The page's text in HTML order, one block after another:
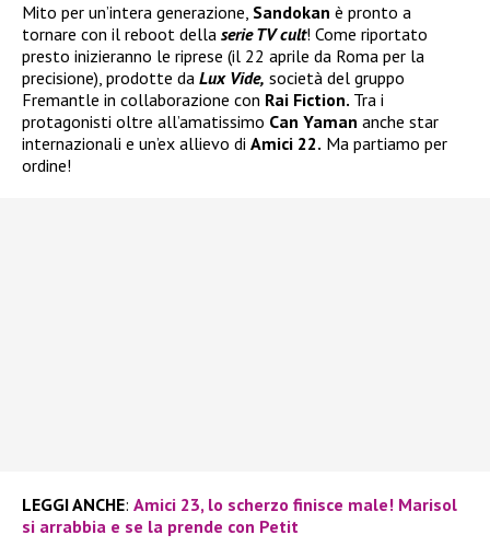
Mito per un’intera generazione, Sandokan è pronto a
tornare con il reboot della serie TV cult! Come riportato
presto inizieranno le riprese (il 22 aprile da Roma per la
precisione), prodotte da Lux Vide, società del gruppo
Fremantle in collaborazione con Rai Fiction. Tra i
protagonisti oltre all’amatissimo Can Yaman anche star
internazionali e un’ex allievo di Amici 22. Ma partiamo per
ordine!
LEGGI ANCHE: Amici 23, lo scherzo finisce male! Marisol
si arrabbia e se la prende con Petit